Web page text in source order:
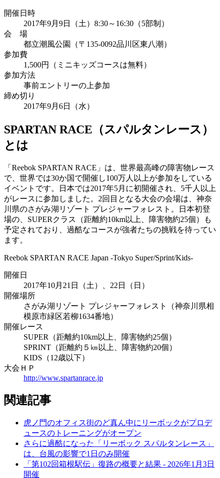
開催日時
2017年9月9日（土）8:30～16:30（5部制）
会 場
都立潮風公園（〒135-0092品川区東八潮）
参加費
1,500円（ミニキッズコースは無料）
参加方法
事前エントリーの上参加
締め切り
2017年9月6日（水）
SPARTAN RACE（スパルタンレース）
とは
「Reebok SPARTAN RACE」は、世界最高峰の障害物レース
で、世界では30か国で開催し100万人以上が参加をしている
イベントです。日本では2017年5月に初開催され、5千人以上
がレースに参加しました。2回目となる大会の会場は、神奈
川県のさがみ湖リゾート プレジャーフォレスト。日本初登
場の、SUPERクラス（距離約10km以上、障害物約25個）も
予定されており、過酷なコースが強者たちの挑戦を待ってい
ます。
Reebok SPARTAN RACE Japan -Tokyo Super/Sprint/Kids-
開催日
2017年10月21日（土）、22日（日）
開催場所
さがみ湖リゾート プレジャーフォレスト（神奈川県相
模原市緑区若柳1634番地）
開催レース
SUPER（距離約10km以上、障害物約25個）
SPRINT（距離約５㎞以上、障害物約20個）
KIDS（12歳以下）
大会ＨＰ
http://www.spartanrace.jp
関連記事
虎ノ門のオフィス街のど真ん中にリーボックがプロデ
ュースのトレーニングがオープン
さらに過酷になった「リーボック スパルタンレース」
は、台風の影響で1日のみ開催
「第102回箱根駅伝」復路の概要と結果 - 2026年1月3日
開催